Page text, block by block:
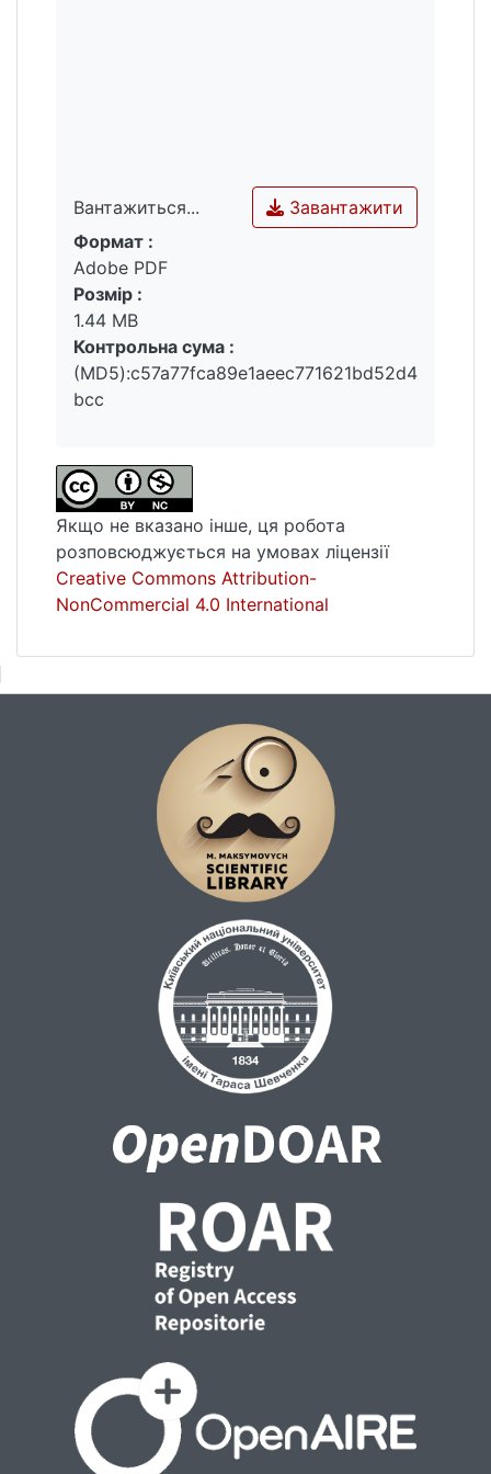
Вантажиться...
Вантажиться...
Завантажити
Формат :
Adobe PDF
Розмір :
1.44 MB
Контрольна сума :
(MD5):c57a77fca89e1aeec771621bd52d4
bcc
Якщо не вказано інше, ця робота
розповсюджується на умовах ліцензії
Creative Commons Attribution-
NonCommercial 4.0 International